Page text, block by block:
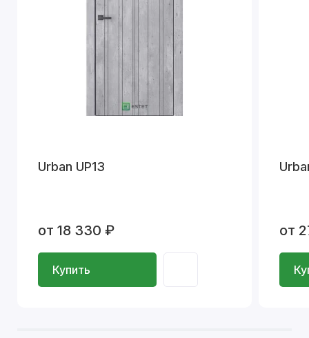
Urban UP13
от 18 330 ₽
Купить
от